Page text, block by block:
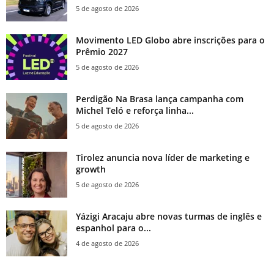
5 de agosto de 2026
Movimento LED Globo abre inscrições para o
Prêmio 2027
5 de agosto de 2026
Perdigão Na Brasa lança campanha com
Michel Teló e reforça linha...
5 de agosto de 2026
Tirolez anuncia nova líder de marketing e
growth
5 de agosto de 2026
Yázigi Aracaju abre novas turmas de inglês e
espanhol para o...
4 de agosto de 2026